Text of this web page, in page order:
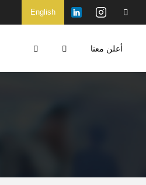
English
أعلن معنا